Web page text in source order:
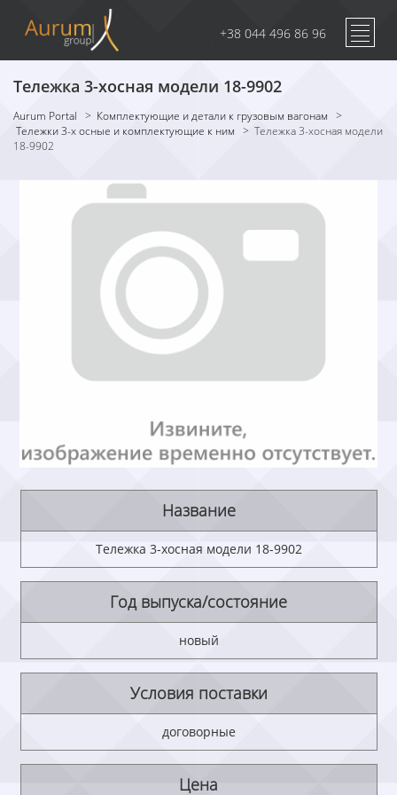
+38 044 496 86 96
Тележка 3-хосная модели 18-9902
Aurum Portal > Комплектующие и детали к грузовым вагонам >
Тележки 3-х осные и комплектующие к ним > Тележка 3-хосная модели
18-9902
Название
Тележка 3-хосная модели 18-9902
Год выпуска/состояние
новый
Условия поставки
договорные
Цена